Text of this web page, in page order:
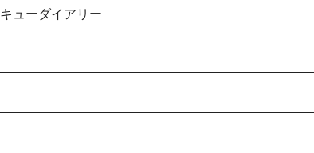
キューダイアリー